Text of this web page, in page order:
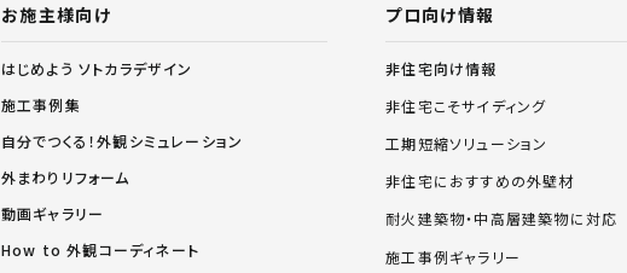
お施主様向け
はじめよう ソトカラデザイン
施工事例集
自分でつくる！外観シミュレーション
外まわりリフォーム
動画ギャラリー
How to 外観コーディネート
プロ向け情報
非住宅向け情報
非住宅こそサイディング
工期短縮ソリューション
非住宅におすすめの外壁材
耐火建築物・中高層建築物に対応
施工事例ギャラリー